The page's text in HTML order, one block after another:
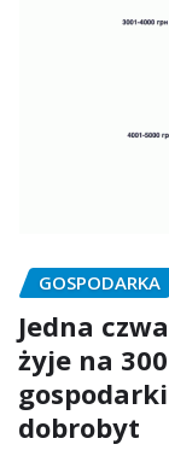
GOSPODARKA
Jedna
żyje na
dobrobyt